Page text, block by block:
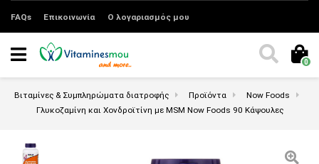
FAQs Επικοινωνία Ο λογαριασμός μου
0
Βιταμίνες & Συμπληρώματα διατροφής Προϊόντα
Now Foods
Γλυκοζαμίνη και Χονδροϊτίνη με MSM Now Foods 90 Κάψουλες